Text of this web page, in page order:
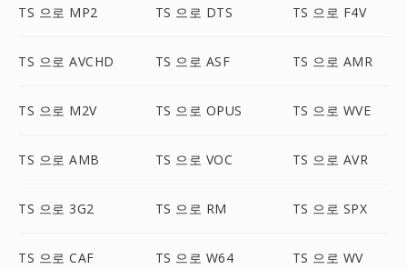
TS 으로 MP2 TS 으로 DTS TS 으로 F4V
TS 으로 AVCHD TS 으로 ASF TS 으로 AMR
TS 으로 M2V TS 으로 OPUS TS 으로 WVE
TS 으로 AMB TS 으로 VOC TS 으로 AVR
TS 으로 3G2 TS 으로 RM TS 으로 SPX
TS 으로 CAF TS 으로 W64 TS 으로 WV